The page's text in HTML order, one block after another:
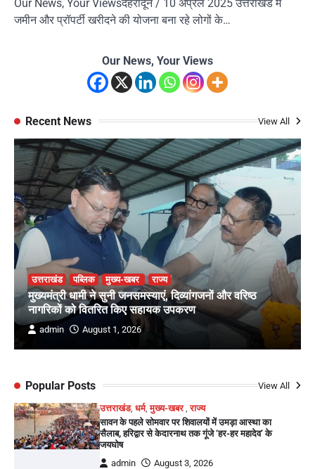
Our News, Your Viewsदेहरादून / 10 अप्रैल 2025 उत्तराखंड में
जमीन और प्रॉपर्टी खरीदने की योजना बना रहे लोगों के…
Our News, Your Views
Recent News View All
उत्तराखंड पब्लिक मुख्य-खबर राज्य
मुख्यमंत्री धामी ने सुनी जनसमस्याएं, दिव्यांगजनों और वरिष्ठ
नागरिकों को वितरित किए सहायक उपकरण
admin August 1, 2026
Popular Posts View All
उत्तराखंड,धर्म,मुख्य-खबर ,राज्य
सावन के पहले सोमवार पर शिवालयों में उमड़ा आस्था का
सैलाब, हरिद्वार से केदारनाथ तक गूंजे ‘हर-हर महादेव’ के
जयघोष
admin
August 3, 2026